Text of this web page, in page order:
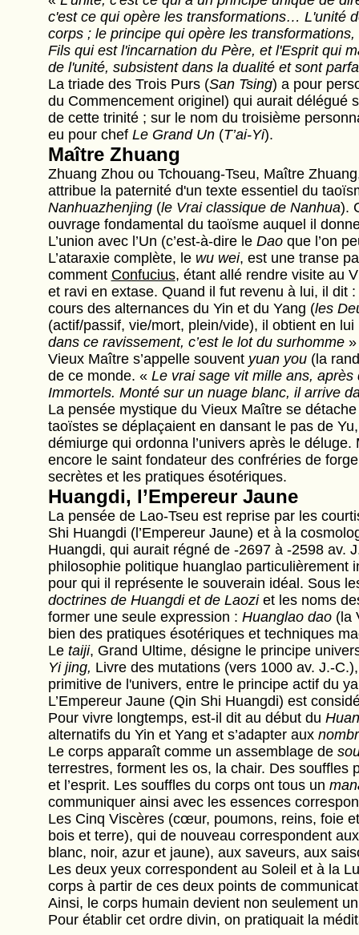
c'est ce qui opère les transformations… L'unité
corps ; le principe qui opère les
Fils qui est l'incarnation du Père, et l'Esprit qui
de l'unité, subsistent dans la dualité et sont
La triade des Trois Purs (San Tsing) a pour
du Commencement originel) qui aurait délégué
de cette trinité ; sur le nom du troisième
eu pour chef Le Grand Un(T’ai-Yi).
Maître Zhuang
Zhuang Zhou ou Tchouang-Tseu, Maître
attribue la paternité d'un texte essentiel du
Nanhuazhenjing(le Vrai classique de Nanhua).
ouvrage fondamental du taoïsme auquel il
L’union avec l’Un (c’est-à-dire le Daoque l’on
L’ataraxie complète, le wu wei, est une transe
comment Confucius, étant allé rendre visite au
et ravi en extase. Quand il fut revenu à lui, il dit
cours des alternances du Yin et du Yang (les
(actif/passif, vie/mort, plein/vide), il obtient en lui
dans ce ravissement, c’est le lot du surhomme»
Vieux Maître s’appelle souvent yuan you(la
de ce monde. « Le vrai sage vit mille ans, après
Immortels. Monté sur un nuage blanc, il arrive
La pensée mystique du Vieux Maître se
taoïstes se déplaçaient en dansant le pas de
démiurge qui ordonna l’univers après le
encore le saint fondateur des confréries de
secrètes et les pratiques ésotériques.
Huangdi, l’Empereur Jaune
La pensée de Lao-Tseu est reprise par les
Shi Huangdi (l’Empereur Jaune) et à la
Huangdi, qui aurait régné de -2697 à -2598 av.
philosophie politique huanglao particulièrement
pour qui il représente le souverain idéal. Sous
doctrines de Huangdi et de Laoziet les noms
former une seule expression : Huanglao dao(la
bien des pratiques ésotériques et techniques
Le taiji, Grand Ultime, désigne le principe
Yi jing, Livre des mutations (vers 1000 av. J.-
primitive de l'univers, entre le principe actif du
L’Empereur Jaune (Qin Shi Huangdi) est
Pour vivre longtemps, est-il dit au début du
alternatifs du Yin et Yang et s’adapter aux
Le corps apparaît comme un assemblage de
terrestres, forment les os, la chair. Des souffles
et l’esprit. Les souffles du corps ont tous un
communiquer ainsi avec les essences
Les Cinq Viscères (cœur, poumons, reins, foie
bois et terre), qui de nouveau correspondent
blanc, noir, azur et jaune), aux saveurs, aux
Les deux yeux correspondent au Soleil et à la
corps à partir de ces deux points de
Ainsi, le corps humain devient non seulement
Pour établir cet ordre divin, on pratiquait la